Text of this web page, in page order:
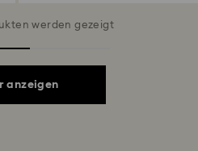
werden gezeigt
anzeigen